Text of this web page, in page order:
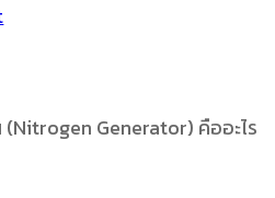
(Nitrogen Generator) คืออะไร